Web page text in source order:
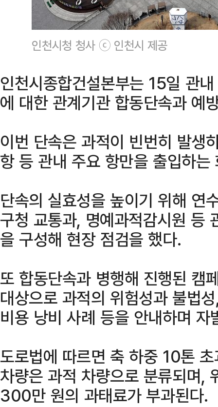
인천시청 청사 ⓒ 인천시 제공
인천시종합건설본부는 15일 관
에 대한 관계기관 합동단속과 예
이번 단속은 과적이 빈번히 발생
항 등 관내 주요 항만을 출입하
단속의 실효성을 높이기 위해 연
구청 교통과, 명예과적감시원 등
을 구성해 현장 점검을 했다.
또 합동단속과 병행해 진행된 캠
대상으로 과적의 위험성과 불법
비용 낭비 사례 등을 안내하며
도로법에 따르면 축 하중 10톤
차량은 과적 차량으로 분류되며,
300만 원의 과태료가 부과된다.